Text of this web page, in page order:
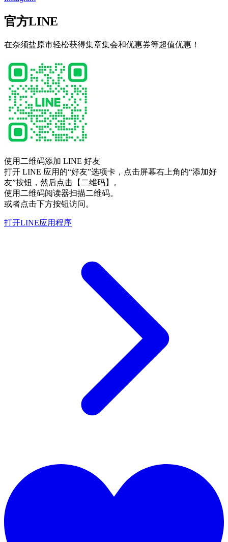
官方LINE
在奈须盐原市轻松获得集章集会和优惠券等超值优惠！
使用二维码添加 LINE 好友
打开 LINE 应用的“好友”选项卡，点击屏幕右上角的“添加好
友”按钮，然后点击【二维码】。
使用二维码阅读器扫描二维码。
或者点击下方按钮访问。
打开LINE应用程序